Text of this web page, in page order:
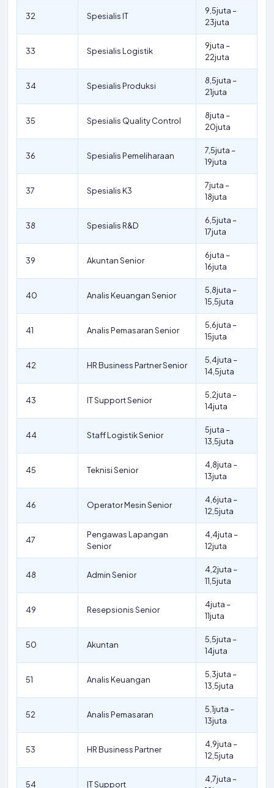
32 Spesialis IT
9,5juta –
23juta
33 Spesialis Logistik
9juta –
22juta
34 Spesialis Produksi
8,5juta –
21juta
35 Spesialis Quality Control
8juta –
20juta
36 Spesialis Pemeliharaan
7,5juta –
19juta
37 Spesialis K3
7juta –
18juta
38 Spesialis R&D
6,5juta –
17juta
39 Akuntan Senior
6juta –
16juta
40 Analis Keuangan Senior
5,8juta –
15,5juta
41 Analis Pemasaran Senior
5,6juta –
15juta
42 HR Business Partner Senior
5,4juta –
14,5juta
43 IT Support Senior
5,2juta –
14juta
44 Staff Logistik Senior
5juta –
13,5juta
45 Teknisi Senior
4,8juta –
13juta
46 Operator Mesin Senior
4,6juta –
12,5juta
47
Pengawas Lapangan
Senior
4,4juta –
12juta
48 Admin Senior
4,2juta –
11,5juta
49 Resepsionis Senior
4juta –
11juta
50 Akuntan
5,5juta –
14juta
51 Analis Keuangan
5,3juta –
13,5juta
52 Analis Pemasaran
5,1juta –
13juta
53 HR Business Partner
4,9juta –
12,5juta
54 IT Support
4,7juta –